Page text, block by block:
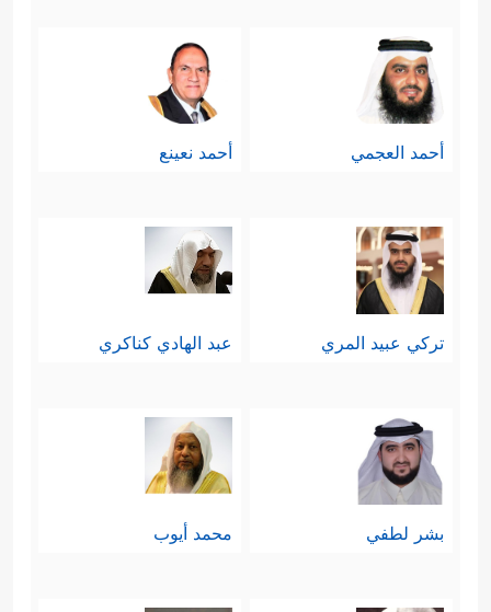
أحمد العجمي أحمد نعينع
تركي عبيد المري عبد الهادي كناكري
بشر لطفي محمد أيوب